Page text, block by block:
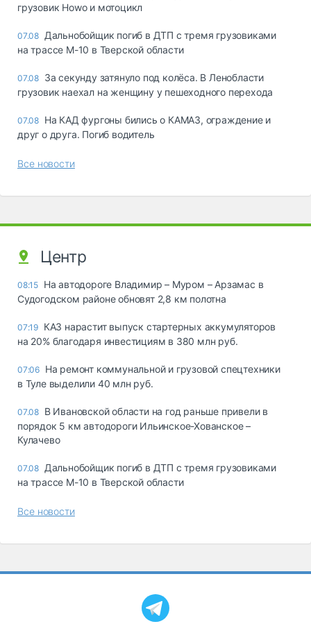
грузовик Howo и мотоцикл
07.08 Дальнобойщик погиб в ДТП с тремя грузовиками
на трассе М-10 в Тверской области
07.08 За секунду затянуло под колёса. В Ленобласти
грузовик наехал на женщину у пешеходного перехода
07.08 На КАД фургоны бились о КАМАЗ, ограждение и
друг о друга. Погиб водитель
Все новости
Центр
08:15 На автодороге Владимир – Муром – Арзамас в
Судогодском районе обновят 2,8 км полотна
07:19 КАЗ нарастит выпуск стартерных аккумуляторов
на 20% благодаря инвестициям в 380 млн руб.
07:06 На ремонт коммунальной и грузовой спецтехники
в Туле выделили 40 млн руб.
07.08 В Ивановской области на год раньше привели в
порядок 5 км автодороги Ильинское-Хованское –
Кулачево
07.08 Дальнобойщик погиб в ДТП с тремя грузовиками
на трассе М-10 в Тверской области
Все новости